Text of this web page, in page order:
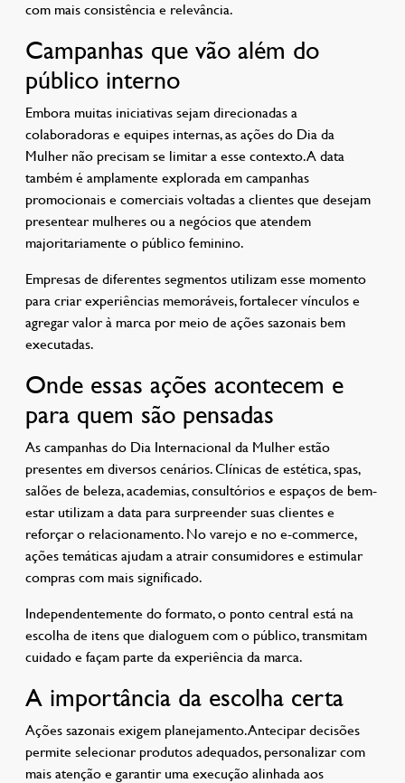
com mais consistência e relevância.
Campanhas que vão além do
público interno
Embora muitas iniciativas sejam direcionadas a
colaboradoras e equipes internas, as ações do Dia da
Mulher não precisam se limitar a esse contexto. A data
também é amplamente explorada em campanhas
promocionais e comerciais voltadas a clientes que desejam
presentear mulheres ou a negócios que atendem
majoritariamente o público feminino.
Empresas de diferentes segmentos utilizam esse momento
para criar experiências memoráveis, fortalecer vínculos e
agregar valor à marca por meio de ações sazonais bem
executadas.
Onde essas ações acontecem e
para quem são pensadas
As campanhas do Dia Internacional da Mulher estão
presentes em diversos cenários. Clínicas de estética, spas,
salões de beleza, academias, consultórios e espaços de bem-
estar utilizam a data para surpreender suas clientes e
reforçar o relacionamento. No varejo e no e-commerce,
ações temáticas ajudam a atrair consumidores e estimular
compras com mais significado.
Independentemente do formato, o ponto central está na
escolha de itens que dialoguem com o público, transmitam
cuidado e façam parte da experiência da marca.
A importância da escolha certa
Ações sazonais exigem planejamento. Antecipar decisões
permite selecionar produtos adequados, personalizar com
mais atenção e garantir uma execução alinhada aos